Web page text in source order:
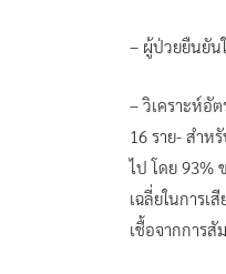
– ผู้ป่วยยืนยัน
– วิเคราะห์อั
16 ราย- สำห
ไป โดย 93%
เฉลี่ยในการ
เชื้อจากการ